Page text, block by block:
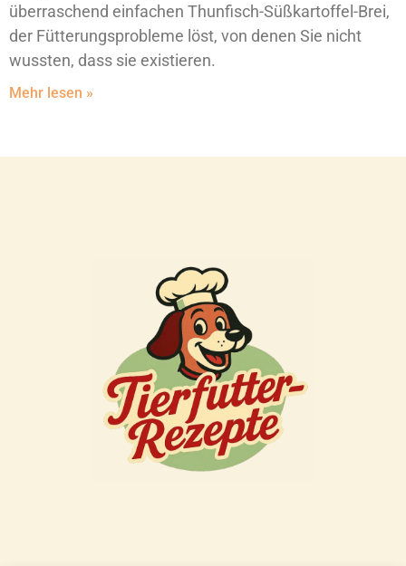
überraschend einfachen Thunfisch-Süßkartoffel-Brei,
der Fütterungsprobleme löst, von denen Sie nicht
wussten, dass sie existieren.
Mehr lesen »